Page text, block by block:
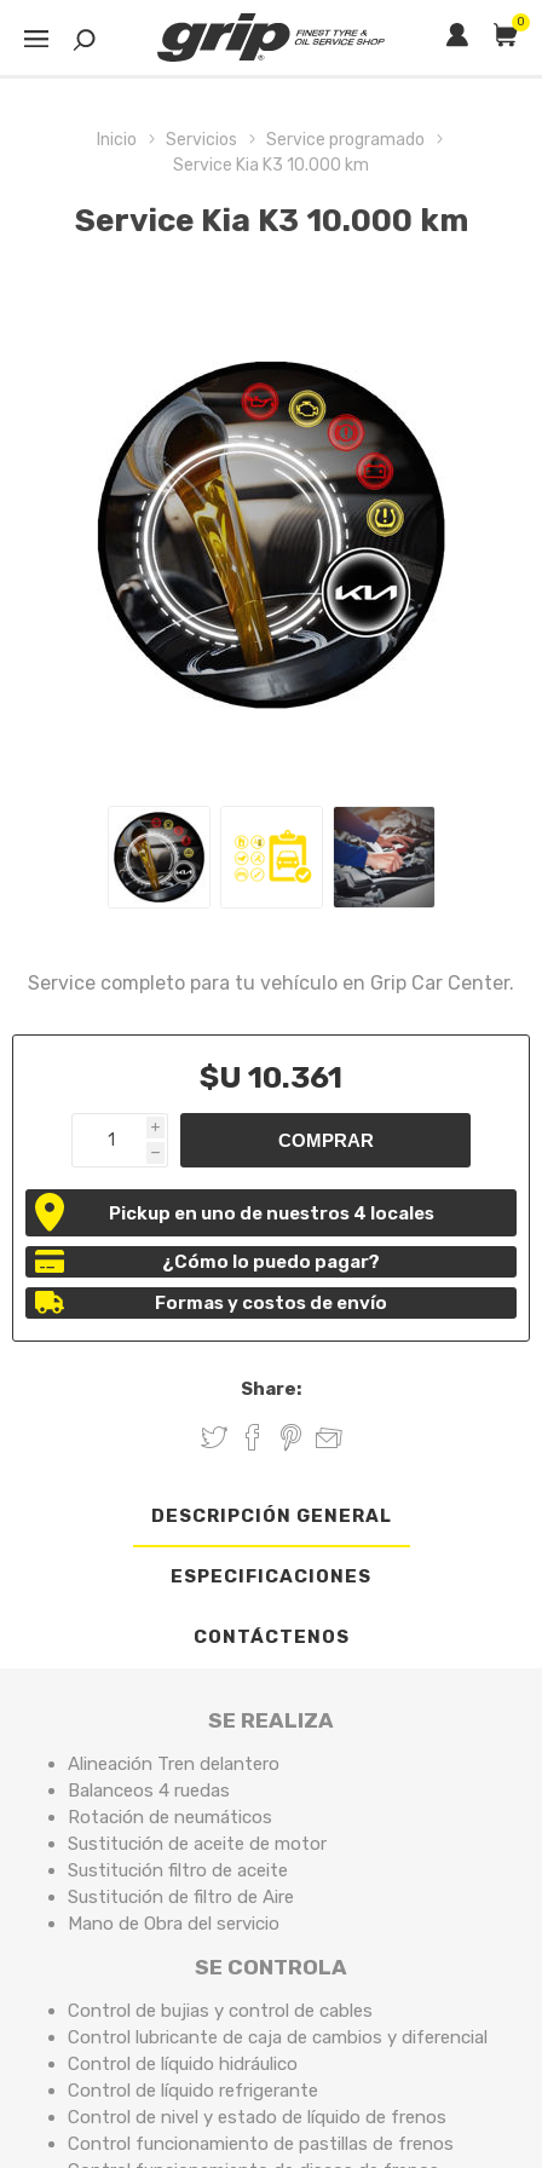
0
Inicio Servicios
Service programado
Service Kia K3 10.000 km
Service Kia K3 10.000 km
Service completo para tu vehículo en Grip Car Center.
$U 10.361
i
h
Pickup en uno de nuestros 4 locales
¿Cómo lo puedo pagar?
Formas y costos de envío
Share:
DESCRIPCIÓN GENERAL
ESPECIFICACIONES
CONTÁCTENOS
SE REALIZA
Alineación Tren delantero
Balanceos 4 ruedas
Rotación de neumáticos
Sustitución de aceite de motor
Sustitución filtro de aceite
Sustitución de filtro de Aire
Mano de Obra del servicio
SE CONTROLA
Control de bujias y control de cables
Control lubricante de caja de cambios y diferencial
Control de líquido hidráulico
Control de líquido refrigerante
Control de nivel y estado de líquido de frenos
Control funcionamiento de pastillas de frenos